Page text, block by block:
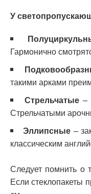
У
Гармонично
такими арками
Стрельчатые –
Стрельчатыми
Эллипсные –
классическим
Следует помнить о
Если стеклопакеты